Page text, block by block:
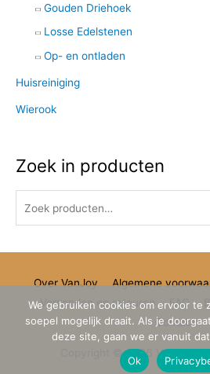
Gouden Driehoek
Losse Edelstenen
Op- en ontladen
Huisreiniging
Wierook
Zoek in producten
Over VanJoy Algemene
Verzenden en retouren
FAQ
Contact
Copyright © 2026 VanJoy
We gebruiken cookies om ervoor te
soepel mogelijk draait. Als je
deze site, gaan we er vanuit
Ok